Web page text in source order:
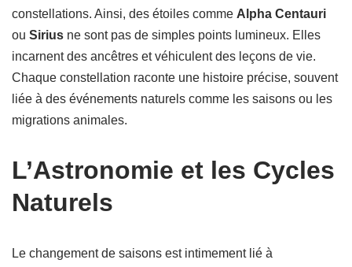
constellations. Ainsi, des étoiles comme Alpha Centauri
ou Sirius ne sont pas de simples points lumineux. Elles
incarnent des ancêtres et véhiculent des leçons de vie.
Chaque constellation raconte une histoire précise, souvent
liée à des événements naturels comme les saisons ou les
migrations animales.
L’Astronomie et les Cycles
Naturels
Le changement de saisons est intimement lié à